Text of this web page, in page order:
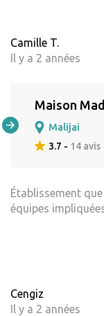
Camille T.
Il y a 2 années
Maison
Malijai
3.7 - 14 avis
Établissement
équipes
Cengiz
Il y a 2 années